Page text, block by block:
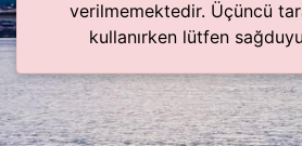
verilmemektedir. Üçüncü
kullanırken lütfen